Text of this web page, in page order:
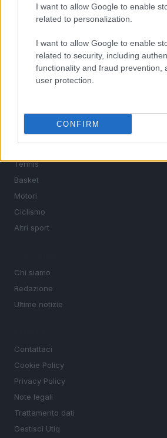
I want to allow Google to enable
related to personalization.
I want to allow Google to enable
related to security, including
functionality and fraud prevention,
user protection.
CONFIRM
Sportmagazine: notizie, approfondimenti
MotoGP e Olimpiadi. Le ultime news
nazionali e internazionali, gli highlight
interviste ai protagonisti e i risultati in
le discipline che fanno emozionare gli
SEZIONI
Tennis
Basket
Motori
Ciclismo
Altri sport
Chi siamo
Redazione
Ultime notizie
Contattaci
Cookie Policy
Privacy Policy
Note legali
Trattamento dati
Gestisci Utiq